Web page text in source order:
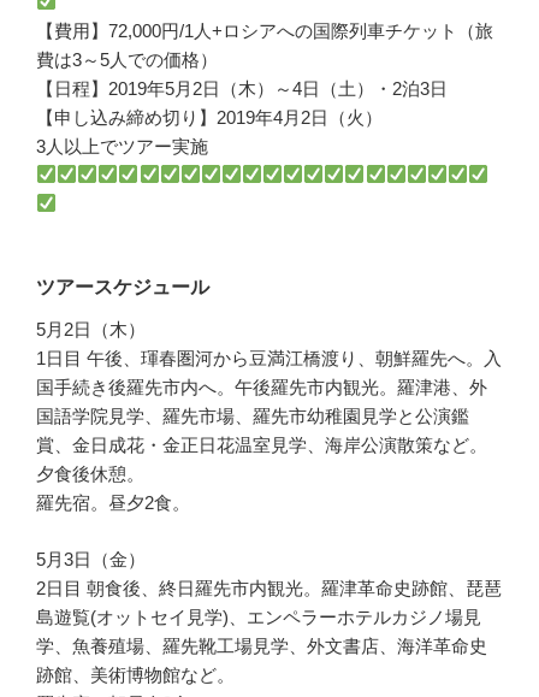
【費用】72,000円/1人+ロシアへの国際列車チケット（旅
費は3～5人での価格）
【日程】2019年5月2日（木）～4日（土）・2泊3日
【申し込み締め切り】2019年4月2日（火）
3人以上でツアー実施
ツアースケジュール
5月2日（木）
1日目 午後、琿春圏河から豆満江橋渡り、朝鮮羅先へ。入
国手続き後羅先市内へ。午後羅先市内観光。羅津港、外
国語学院見学、羅先市場、羅先市幼稚園見学と公演鑑
賞、金日成花・金正日花温室見学、海岸公演散策など。
夕食後休憩。
羅先宿。昼夕2食。
5月3日（金）
2日目 朝食後、終日羅先市内観光。羅津革命史跡館、琵琶
島遊覧(オットセイ見学)、エンペラーホテルカジノ場見
学、魚養殖場、羅先靴工場見学、外文書店、海洋革命史
跡館、美術博物館など。